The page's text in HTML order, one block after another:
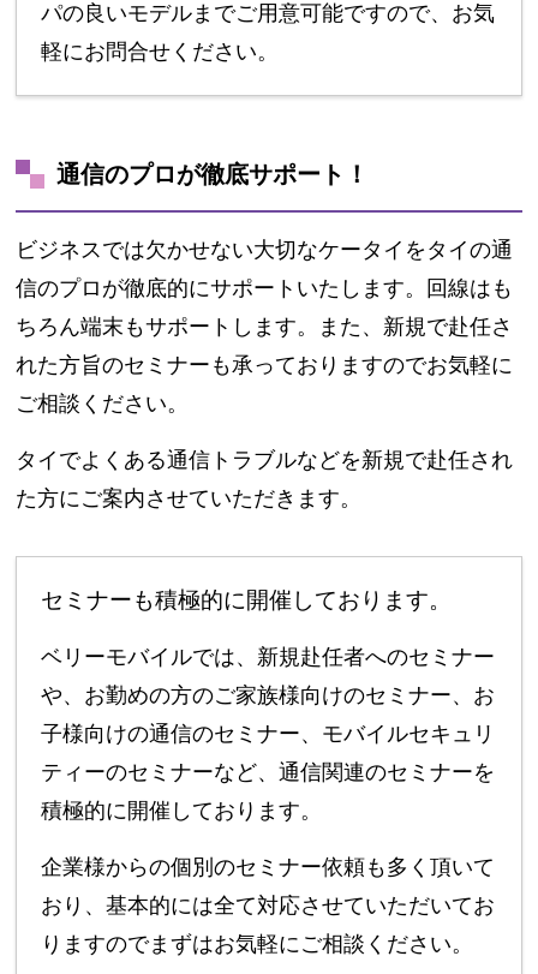
パの良いモデルまでご用意可能ですので、お気
軽にお問合せください。
通信のプロが徹底サポート！
ビジネスでは欠かせない大切なケータイをタイの通
信のプロが徹底的にサポートいたします。回線はも
ちろん端末もサポートします。また、新規で赴任さ
れた方旨のセミナーも承っておりますのでお気軽に
ご相談ください。
タイでよくある通信トラブルなどを新規で赴任され
た方にご案内させていただきます。
セミナーも積極的に開催しております。
ベリーモバイルでは、新規赴任者へのセミナー
や、お勤めの方のご家族様向けのセミナー、お
子様向けの通信のセミナー、モバイルセキュリ
ティーのセミナーなど、通信関連のセミナーを
積極的に開催しております。
企業様からの個別のセミナー依頼も多く頂いて
おり、基本的には全て対応させていただいてお
りますのでまずはお気軽にご相談ください。